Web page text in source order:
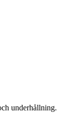
underhållning.